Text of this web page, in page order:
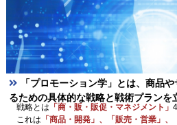
「プロモーション学」とは、商品
るための具体的な戦略と戦術プランを
戦略とは 「商・販・販促・マネジメント」
これは 「商品・開発」、「販売・営業」